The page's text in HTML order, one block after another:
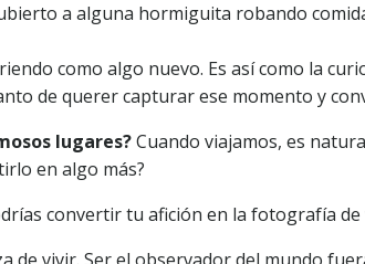
a alguna hormiguita robando
como algo nuevo. Es así como la
de querer capturar ese momento y
lugares?Cuando viajamos, es
en algo más?
convertir tu afición en la fotografía